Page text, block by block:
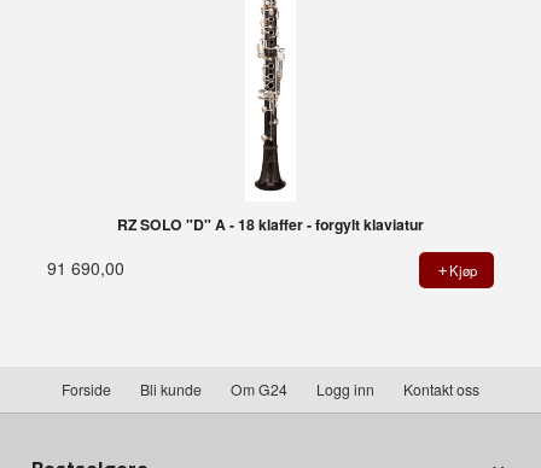
RZ SOLO "D" A - 18 klaffer - forgylt klaviatur
91 690,00 Kjøp
Forside Bli kunde Om G24 Logg inn Kontakt oss